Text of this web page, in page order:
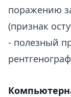
поражению
(признак
- полезный